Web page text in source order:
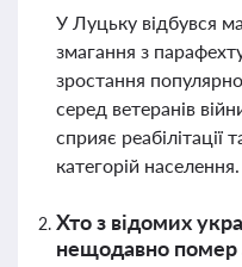
У Луцьку відбувся
змагання з
зростання
серед ветеранів
сприяє реабілітації
категорій населення.
Хто з відомих
нещодавно помер